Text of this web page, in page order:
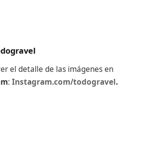
el detalle de las imágenes en
: Instagram.com/todogravel.